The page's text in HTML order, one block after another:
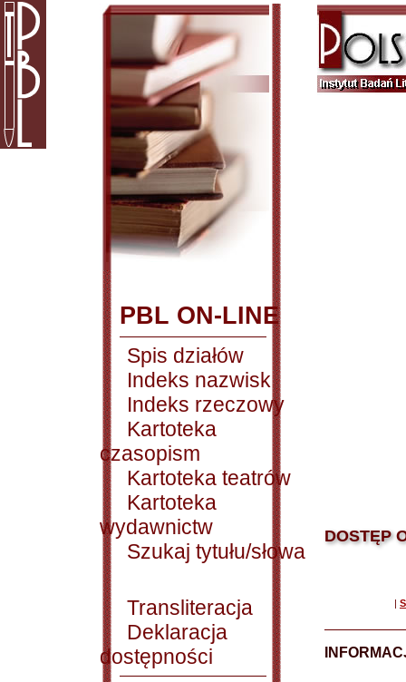
PBL ON-LINE
Spis działów
Indeks nazwisk
Indeks rzeczowy
Kartoteka
czasopism
Kartoteka teatrów
Kartoteka
wydawnictw
Szukaj tytułu/słowa
Transliteracja
Deklaracja
dostępności
DOSTĘP
|